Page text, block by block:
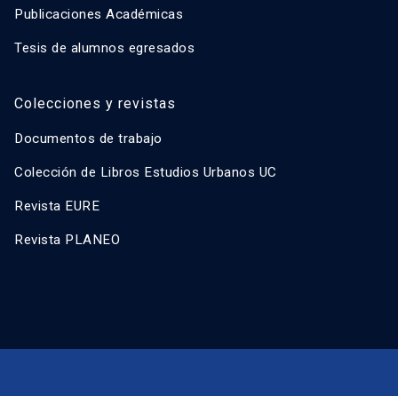
Publicaciones Académicas
Tesis de alumnos egresados
Colecciones y revistas
Documentos de trabajo
Colección de Libros Estudios Urbanos UC
Revista EURE
Revista PLANEO